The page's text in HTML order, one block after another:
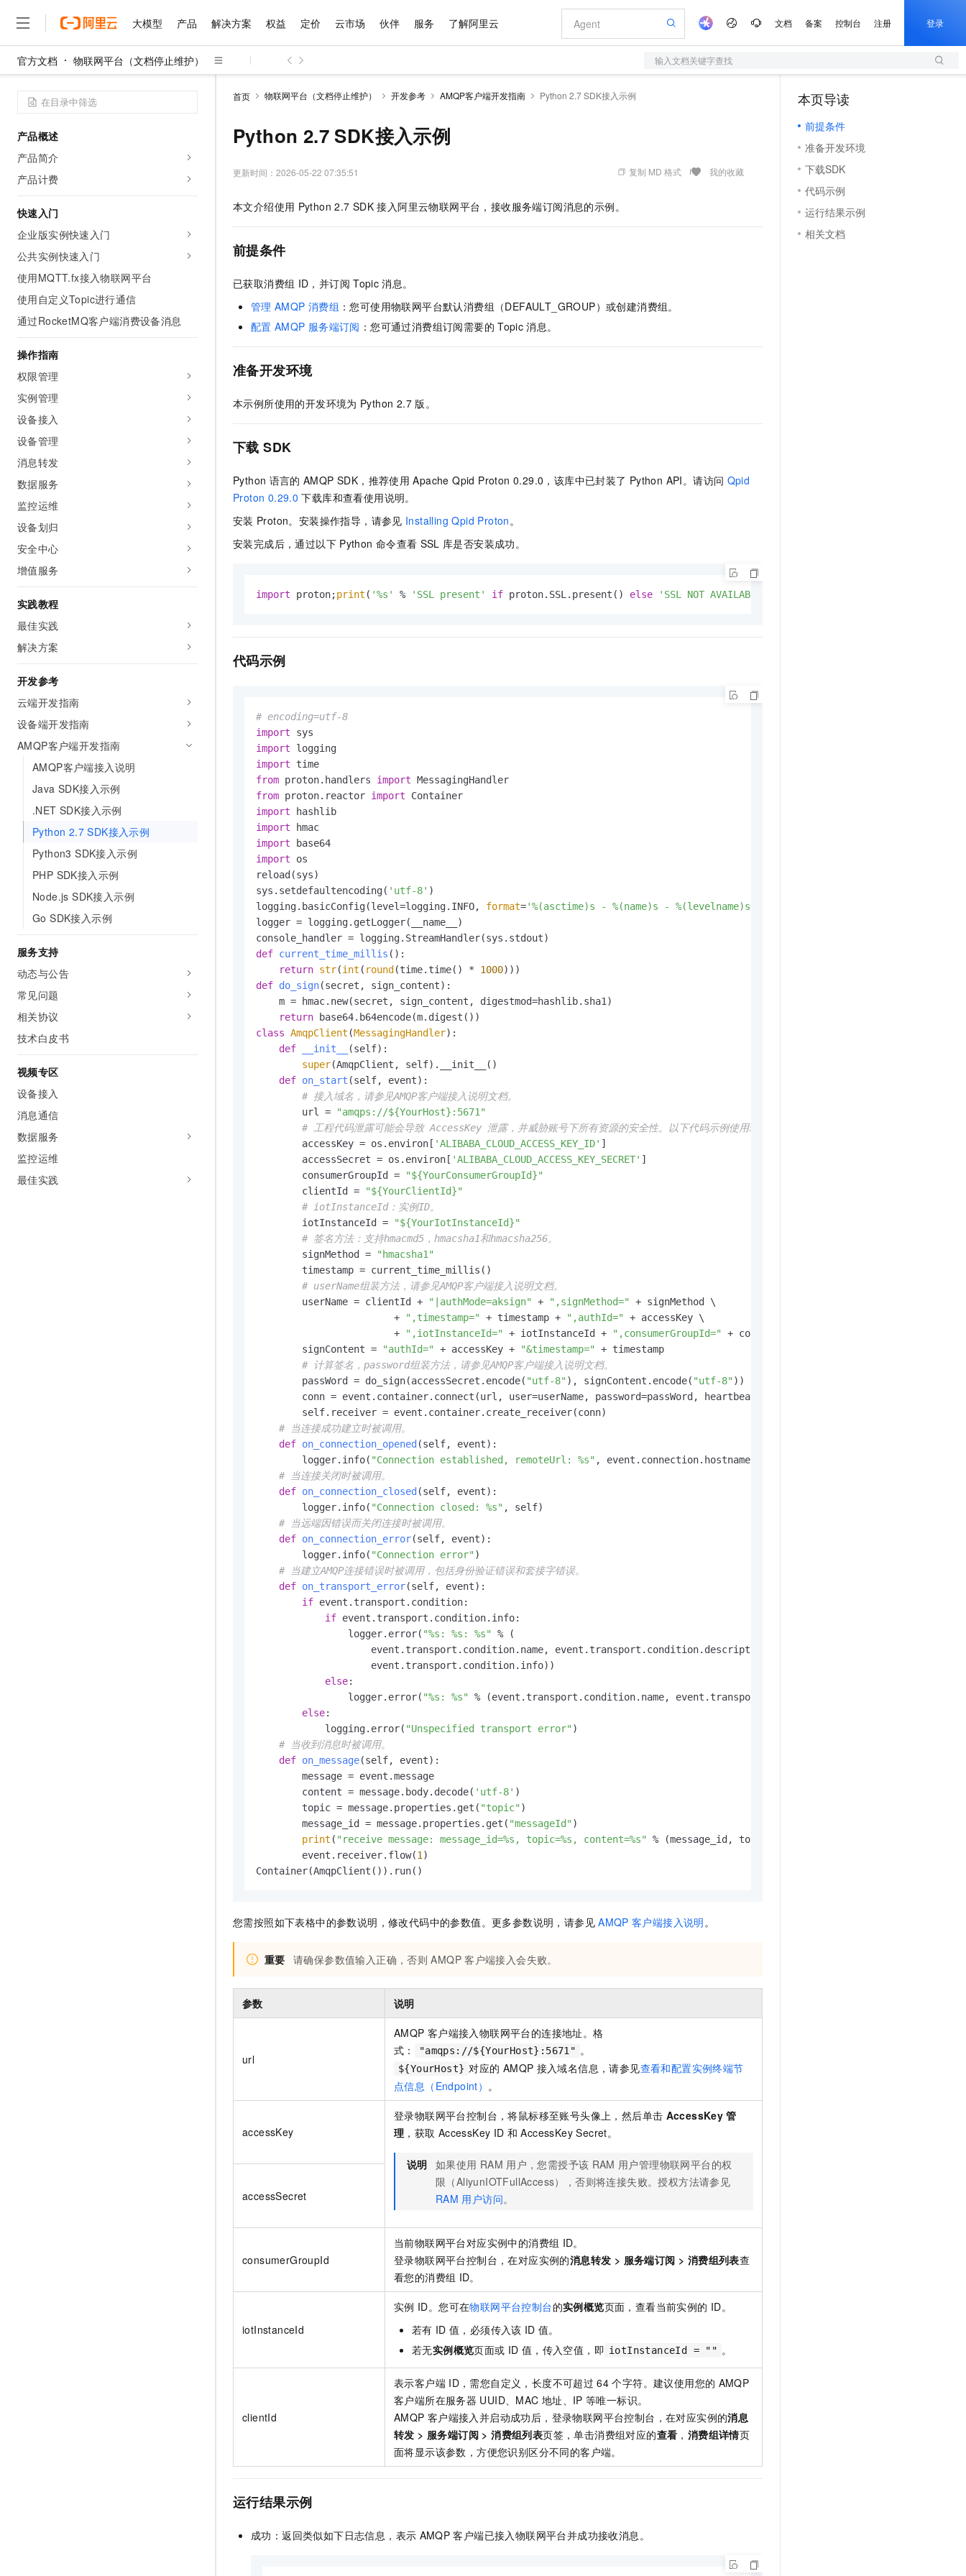
大模型 产品 解决方案 权益 定价 云市场 伙伴 服务 了解阿里云 文档 备案 控制台 注册 登录
官方文档 物联网平台（文档停止维护） 输入文档关键字查找
产品概述
产品简介
产品计费
快速入门
企业版实例快速入门
公共实例快速入门
使用MQTT.fx接入物联网平台
使用自定义Topic进行通信
通过RocketMQ客户端消费设备消息
操作指南
权限管理
实例管理
设备接入
设备管理
消息转发
数据服务
监控运维
设备划归
安全中心
增值服务
实践教程
最佳实践
解决方案
开发参考
云端开发指南
设备端开发指南
AMQP客户端开发指南
AMQP客户端接入说明
Java SDK接入示例
.NET SDK接入示例
Python 2.7 SDK接入示例
Python3 SDK接入示例
PHP SDK接入示例
Node.js SDK接入示例
Go SDK接入示例
服务支持
动态与公告
常见问题
相关协议
技术白皮书
视频专区
设备接入
消息通信
数据服务
监控运维
最佳实践
首页 物联网平台（文档停止维护） 开发参考 AMQP客户端开发指南 Python 2.7 SDK接入示例
Python 2.7 SDK接入示例
更新时间： 2026-05-22 07:35:51 复制 MD 格式 我的收藏
本文介绍使用 Python 2.7 SDK 接入阿里云物联网平台，接收服务端订阅消息的示例。
前提条件
已获取消费组 ID，并订阅 Topic 消息。
管理 AMQP 消费组 ：您可使用物联网平台默认消费组（DEFAULT_GROUP）或创建消费组。
配置 AMQP 服务端订阅 ：您可通过消费组订阅需要的 Topic 消息。
准备开发环境
本示例所使用的开发环境为 Python 2.7 版。
下载 SDK
Python 语言的 AMQP SDK，推荐使用 Apache Qpid Proton 0.29.0，该库中已封装了 Python API。请访问 Qpid
Proton 0.29.0 下载库和查看使用说明。
安装 Proton。安装操作指导，请参见 Installing Qpid Proton。
安装完成后，通过以下 Python 命令查看 SSL 库是否安装成功。
import proton;print ( '%s' % 'SSL present' if proton.SSL.present() else 'SSL NOT AVAILABLE'
代码示例
# encoding=utf-8
import
import
import
from proton.handlers import
from proton.reactor import
import
import
import
import os
reload(sys)
sys.setdefaultencoding( 'utf-8' )
logging.basicConfig(level=logging.INFO, format='%(asctime)s - %(name)s - %(levelname)s - %(message)s'
logger = logging.getLogger(__name__)
def current_time_millis ():
return str(int ( round(time.time() * 1000
def do_sign(secret, sign_content):
    m = hmac.new(secret, sign_content, digestmod=hashlib.sha1)
return
class AmqpClient (MessagingHandler):
def
__init__ (self):
super(AmqpClient, self).__init__()
def on_start (self, event):
# 接入域名，请参见AMQP客户端接入说明文档。
        url =
"amqps://${YourHost}:5671"
# 工程代码泄露可能会导致 AccessKey 泄露，并威胁账号下所有资源的安全性。以下代码示例使用环境变量获取 AccessKey 的方式进行调用，仅
        accessKey = os.environ[
'ALIBABA_CLOUD_ACCESS_KEY_ID' ]
        accessSecret = os.environ[
'ALIBABA_CLOUD_ACCESS_KEY_SECRET' ]
        consumerGroupId =
"${YourConsumerGroupId}"
        clientId =
"${YourClientId}"
# iotInstanceId：实例ID。
        iotInstanceId =
"${YourIotInstanceId}"
# 签名方法：支持hmacmd5，hmacsha1和hmacsha256。
        signMethod =
"hmacsha1"
        timestamp = current_time_millis()
# userName组装方法，请参见AMQP客户端接入说明文档。
        userName = clientId +
"|authMode=aksign" + ",signMethod="
+ signMethod \
                        +
",timestamp=" + timestamp + ",authId="
+ accessKey \
                        +
",iotInstanceId=" + iotInstanceId + ",consumerGroupId=" + consumerGroupId +
        signContent =
"authId=" + accessKey + "&timestamp="
+ timestamp
# 计算签名，password组装方法，请参见AMQP客户端接入说明文档。
        passWord = do_sign(accessSecret.encode(
"utf-8" ), signContent.encode( "utf-8" ))
        conn = event.container.connect(url, user=userName, password=passWord, heartbeat=
        self.receiver = event.container.create_receiver(conn)
# 当连接成功建立时被调用。
def on_connection_opened(self, event):
        logger.info(
"Connection established, remoteUrl: %s" , event.connection.hostname)
# 当连接关闭时被调用。
def on_connection_closed(self, event):
        logger.info(
"Connection closed: %s" , self)
# 当远端因错误而关闭连接时被调用。
def on_connection_error(self, event):
        logger.info(
"Connection error" )
# 当建立AMQP连接错误时被调用，包括身份验证错误和套接字错误。
def on_transport_error(self, event):
if event.transport.condition:
if event.transport.condition.info:
                logger.error(
"%s: %s: %s"
% (
                    event.transport.condition.name, event.transport.condition.description,
                    event.transport.condition.info))
else:
                logger.error(
"%s: %s"
% (event.transport.condition.name, event.transport.condition.description))
else:
            logging.error(
"Unspecified transport error" )
# 当收到消息时被调用。
def on_message(self, event):
        message = event.message
        content = message.body.decode(
'utf-8' )
        topic = message.properties.get(
"topic" )
        message_id = message.properties.get(
"messageId" )
print ( "receive message: message_id=%s, topic=%s, content=%s"
% (message_id, topic, content))
        event.receiver.flow(
1 )
Container(AmqpClient()).run()
您需按照如下表格中的参数说明，修改代码中的参数值。更多参数说明，请参见 AMQP 客户端接入说明 。
重要 请确保参数值输入正确，否则 AMQP 客户端接入会失败。
参数 说明
url
AMQP 客户端接入物联网平台的连接地址。格
式：
"amqps://${YourHost}:5671" 。
${YourHost} 对应的 AMQP 接入域名信息，请参见查看和配置实例终端节
点信息（Endpoint） 。
accessKey
登录物联网平台控制台，将鼠标移至账号头像上，然后单击 AccessKey 管
理 ，获取 AccessKey ID 和 AccessKey Secret。
说明 如果使用 RAM 用户，您需授予该 RAM 用户管理物联网平台的权
限（AliyunIOTFullAccess），否则将连接失败。授权方法请参见
RAM 用户访问。
accessSecret
consumerGroupId
当前物联网平台对应实例中的消费组 ID。
登录物联网平台控制台，在对应实例的消息转发 > 服务端订阅 > 消费组列表查
看您的消费组 ID。
iotInstanceId
实例 ID。您可在物联网平台控制台的实例概览页面，查看当前实例的 ID。
若有 ID 值，必须传入该 ID 值。
若无实例概览页面或 ID 值，传入空值，即 iotInstanceId = "" 。
clientId
表示客户端 ID，需您自定义，长度不可超过 64 个字符。建议使用您的 AMQP
客户端所在服务器 UUID、MAC 地址、IP 等唯一标识。
AMQP 客户端接入并启动成功后，登录物联网平台控制台，在对应实例的消息
转发 > 服务端订阅 >消费组列表页签，单击消费组对应的查看 ， 消费组详情页
面将显示该参数，方便您识别区分不同的客户端。
运行结果示例
成功：返回类似如下日志信息，表示 AMQP 客户端已接入物联网平台并成功接收消息。
本页导读
前提条件
准备开发环境
下载SDK
代码示例
运行结果示例
相关文档
大模型
千问AI平台 大模型服务平台百炼
能看、能想、能动手的多模态智能体模型
Qwen3-VL-Plus
视觉 Coding、空间感知、多模态思考等全面升级
GLM-5.2
1M上下文，专为长程任务能力而生
Wan2.7-T2V
语音识别与合成
Qwen3-TTS-Flash
在线体验全尺寸、多种模态的模型效果
Happy 系列大模型
新一代 AI 视频生成模型，深度适配广告营销等场景
灵活可视化地构建企业级 Agent
人工智能平台 PAI
企业级人与Agent协作平台，接入和调度多个数字员工
10 分钟在聊天系统中增加一个 AI 助手
产品
精选产品
计算
容器
存储
网络与CDN
数据库
大数据计算
媒体服务
企业服务与云通信
域名与网站
终端用户计算
Serverless
开发工具
迁移与运维管理
精选产品
多元化、高性能、安全可靠的大模型服务
无影云电脑
随时随地安全接入的云上超级电脑
云解析DNS
云原生大数据计算服务 MaxCompute
面向分析的企业级SaaS模式云数据仓库
提供智能易用的域名与建站服务
人工智能平台 PAI 大模型
一站式AI开发、训练和推理服务
容器服务 Kubernetes 版 ACK
提供一站式管理容器应用的 K8s 服务
全托管，含MySQL、PostgreSQL、SQL Server、MariaDB多引擎
Qoder
面向真实软件的智能体编程平台
云原生的云上边界网络安全防护产品
轻量应用服务器
数字证书管理服务（原SSL证书）
实现全站HTTPS，呈现可信的WEB访问
短信服务
大数据开发治理平台 DataWorks
解决方案
精选解决方案
互联网应用开发
大数据
现代化应用
安全
可观测
上云与迁云
企业出海
政企业务
精选解决方案
HappyHorse 打造一站式影视创作平台
快速拥有专属 OpenClaw
上传文档即自动完成翻译和格式还原
Hermes Agent，打造自进化智能体
自主进化，持久记忆，越用越聪明
轻松解锁专属 DeepSeek-V4-Pro
5 分钟轻松部署专属 QwenPaw
一句话生成原生可编辑精美 PPT 文稿
输入一句话想法, 轻松生成专业的 PPT
一键部署幻兽帕鲁游戏服务器
一键购买专属联机服务器，轻松开启游戏
漫剧工坊：一站式动画创作平台
快速生产连贯的高质量长漫剧
10 分钟搭建微信、支付宝小程序
权益 普惠上云
云服务器38元/年起，超值低价云产品抢先购
推荐新用户得奖励，单订单最高返9万
云工开物
高校专属算力普惠，学生认证享300元代金券
免费试用
解决方案免费试用 新老同享
最高领取价值200元试用点，立即开启云上创新
AI 产品 免费试用
140+云产品 免费试用
助力企业全员 AI 认知与能力提升
AI 特惠
至高享 1亿+免费 tokens，加速 Al 应用落地
Token Plan 模型订阅计划 NEW
Qwen3.8-Max 首发尝鲜，限时加量 10 倍，夜间低至2折
万小智 AI 建站低至 15元/月
送.CN域名，送备案服务码
Night Plan 支持 Qwen 3.8-Max NEW
AI 场景体验
从图文生成到视频创作，一键激活电商全链路生产力
AI 广告创作
图文、视频一站生成，高效打造优质广告素材
AI助力短剧漫剧创作，剧本、分镜、视频高效生成
AI 活动
AI 生产力先锋
先锋实践拓展 AI 生产力的边界
飞天发布时刻
所见，即是所愿
AI 实训营
从基础到进阶，Agent 创客手把手教你
定价 产品定价
了解云产品的定价详情
云上成本管理
管理和优化成本
价格计算器
自助选配和估算价格
价格优势
配置报价器
阿里云 OPC 创新助力计划
Token 补贴，五大权
益加速 OPC 成功
云市场 精选商城
多端小程序
观测云
Tuya 物联网平台阿里云版
电子合同
AI空中课堂在线直播课堂（旗舰版）
生态解决方案
行业生态解决方案
AI 开发和 AI 应用解决方案
数据与 API
手机三要素
OCR 文字识别
快递物流查询
企业应用
广告营销
基础软件
JAVA
专业服务
公司注册
上云迁移
代维服务
伙伴 成为销售伙伴
咨询伙伴
销售伙伴合作计划
无影生态合作计划
Consulting Partner 合作计划
成为产品伙伴
产品生态伙伴
产品伙伴合作计划
云网络合作计划
服务伙伴合作计划
Al MaaS 服务伙伴赋能合作
伙伴信用分合作计划
更多支持
合作伙伴培训与认证
查询合作伙伴
服务 售前咨询
售后服务
自助服务
在线服务
短信专区
企业增值服务
专家技术服务
企业成长
阿里云认证
信息公告
开发者社区
镜像站
我要反馈
了解阿里云 为什么选择阿里云
技术领先
分析师报告
研究报告与白皮书
天池大赛
AI 算法大赛
入门学习赛
最佳实践
云上奥运之旅
看见新力量
市场活动
高校合作
加入我们
校园招聘